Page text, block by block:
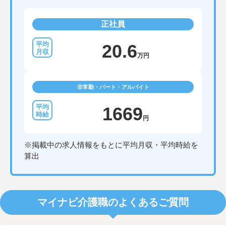
正社員
20.6万円
非常勤・パート・アルバイト
1669 円
※掲載中の求人情報をもとに平均月収・平均時給を
算出
マイナビ介護職のよくあるご質問